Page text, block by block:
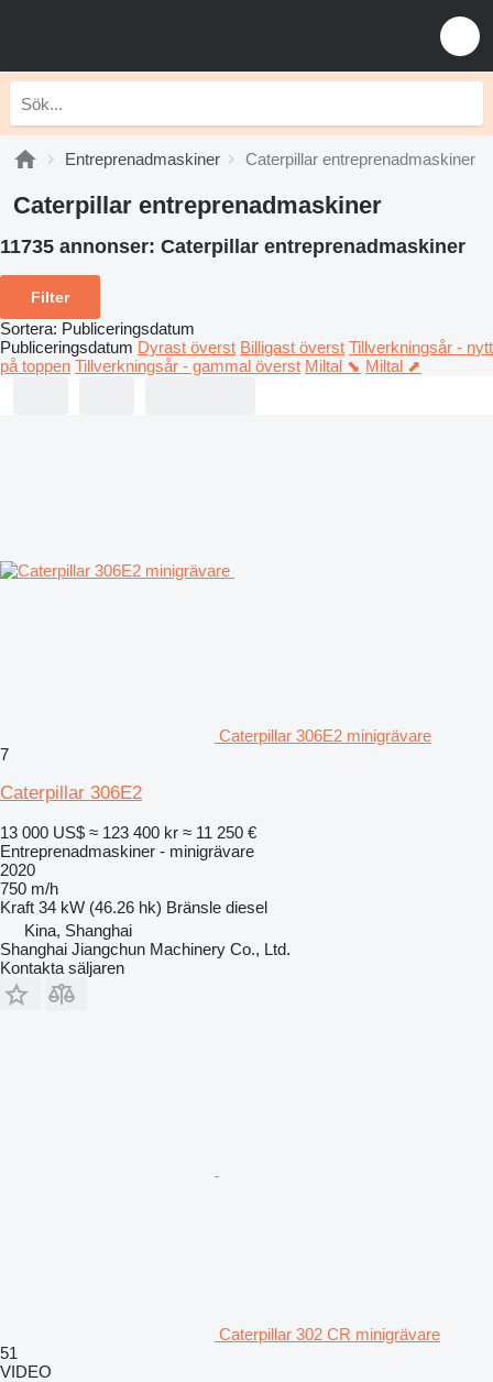
Entreprenadmaskiner Caterpillar entreprenadmaskiner
Caterpillar entreprenadmaskiner
11735 annonser: Caterpillar entreprenadmaskiner
Filter
Sortera: Publiceringsdatum
Publiceringsdatum Dyrast överst Billigast överst Tillverkningsår - nytt
på toppen Tillverkningsår - gammal överst Miltal ⬊ Miltal ⬈
Caterpillar 306E2 minigrävare
7
Caterpillar 306E2
13 000 US$ ≈ 123 400 kr ≈ 11 250 €
Entreprenadmaskiner - minigrävare
2020
750 m/h
Kraft 34 kW (46.26 hk) Bränsle diesel
Kina, Shanghai
Shanghai Jiangchun Machinery Co., Ltd.
Kontakta säljaren
Caterpillar 302 CR minigrävare
51
VIDEO